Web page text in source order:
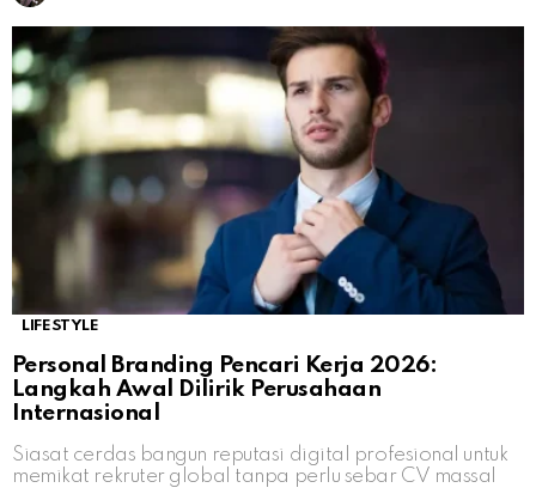
LIFESTYLE
Personal Branding Pencari Kerja 2026:
Langkah Awal Dilirik Perusahaan
Internasional
Siasat cerdas bangun reputasi digital profesional untuk
memikat rekruter global tanpa perlu sebar CV massal